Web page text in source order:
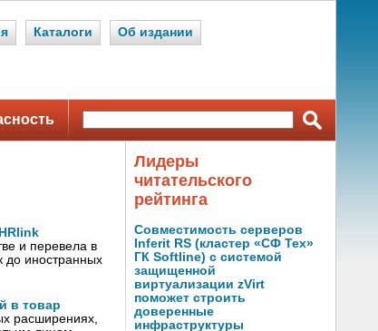
Каталоги Об издании
и перевела в
до иностранных
в товар
расширениях,
Лидеры
читательского
рейтинга
Совместимость серверов
Inferit RS (кластер «СФ Тех»
ГК Softline) с системой
защищенной
виртуализации zVirt
поможет строить
доверенные
инфраструктуры